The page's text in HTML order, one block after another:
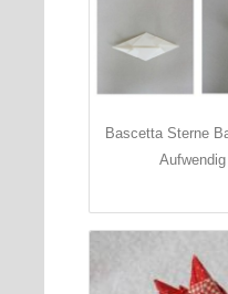
Bascetta Sterne